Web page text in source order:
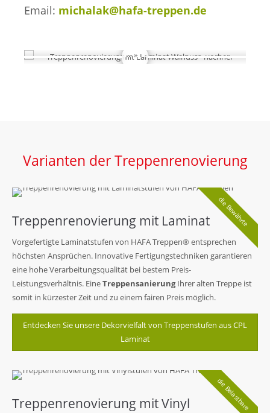
Email: michalak@hafa-treppen.de
Varianten der Treppenrenovierung
die Bewährte
Treppenrenovierung mit Laminat
Vorgefertigte Laminatstufen von HAFA Treppen® entsprechen
höchsten Ansprüchen. Innovative Fertigungstechniken garantieren
eine hohe Verarbeitungsqualität bei bestem Preis-
Leistungsverhältnis. EineTreppensanierungIhrer alten Treppe ist
somit in kürzester Zeit und zu einem fairen Preis möglich.
Entdecken Sie unsere Dekorvielfalt von Treppenstufen aus CPL
Laminat
die Belastbare
Treppenrenovierung mit Vinyl